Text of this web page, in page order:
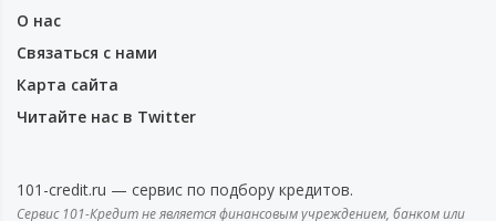
О нас
Связаться с нами
Карта сайта
Читайте нас в Twitter
101-credit.ru — сервис по подбору кредитов.
Сервис 101-Кредит не является финансовым учреждением, банком или